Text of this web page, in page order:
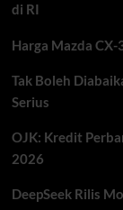
di RI
Harga Mazda
Tak Boleh
Serius
OJK: Kredit
2026
DeepSeek Rilis